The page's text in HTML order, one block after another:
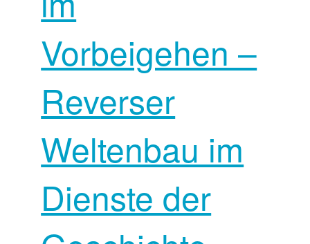
Vorbeigehen –
Reverser
Weltenbau im
Dienste der